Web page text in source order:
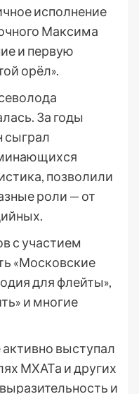
исполнение
Максима
и первую
орёл».
За годы
сыграл
позволили
роли — от
с участием
«Московские
для флейты»,
и многие
выступал
МХАТа и других
и